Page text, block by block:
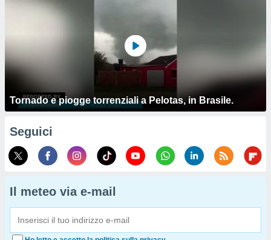
Tornado e piogge torrenziali a Pelotas, in Brasile.
Seguici
Il meteo via e-mail